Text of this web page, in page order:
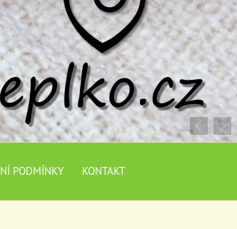
PODMÍNKY KONTAKT